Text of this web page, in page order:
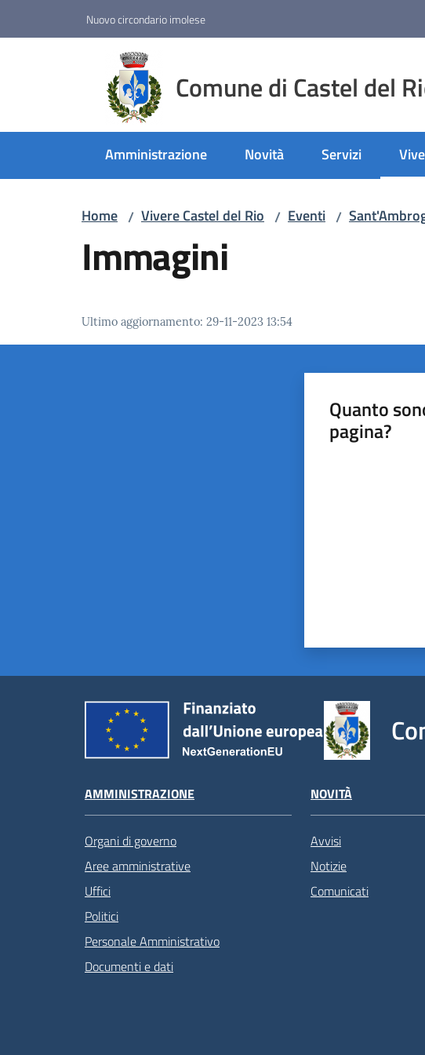
Nuovo circondario imolese
Comune di Castel del
Amministrazione Novità Servizi
Home / Vivere Castel del Rio / Eventi /
Immagini
Ultimo aggiornamento: 29-11-2023 13:54
Quanto
pagina?
AMMINISTRAZIONE
Organi di governo
Aree amministrative
Uffici
Politici
Personale Amministrativo
Documenti e dati
NOVITÀ
Avvisi
Notizie
Comunicati